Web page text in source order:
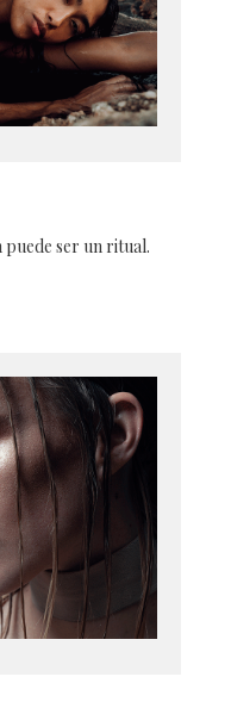
ser un ritual.